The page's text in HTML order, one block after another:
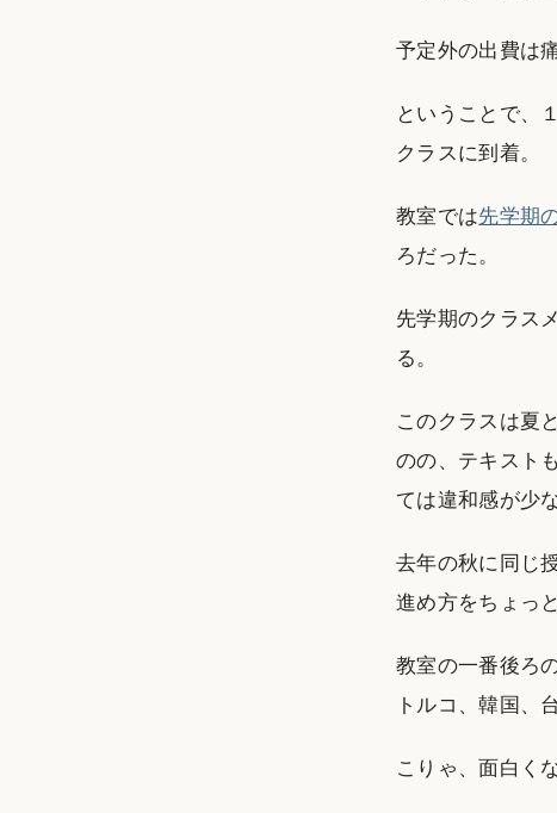
予定外の出費は
ということで、
クラスに到着。
教室では先学期
ろだった。
先学期のクラス
る。
このクラスは夏
のの、テキスト
ては違和感が少な
去年の秋に同じ
進め方をちょっ
教室の一番後ろ
トルコ、韓国、
こりゃ、面白く